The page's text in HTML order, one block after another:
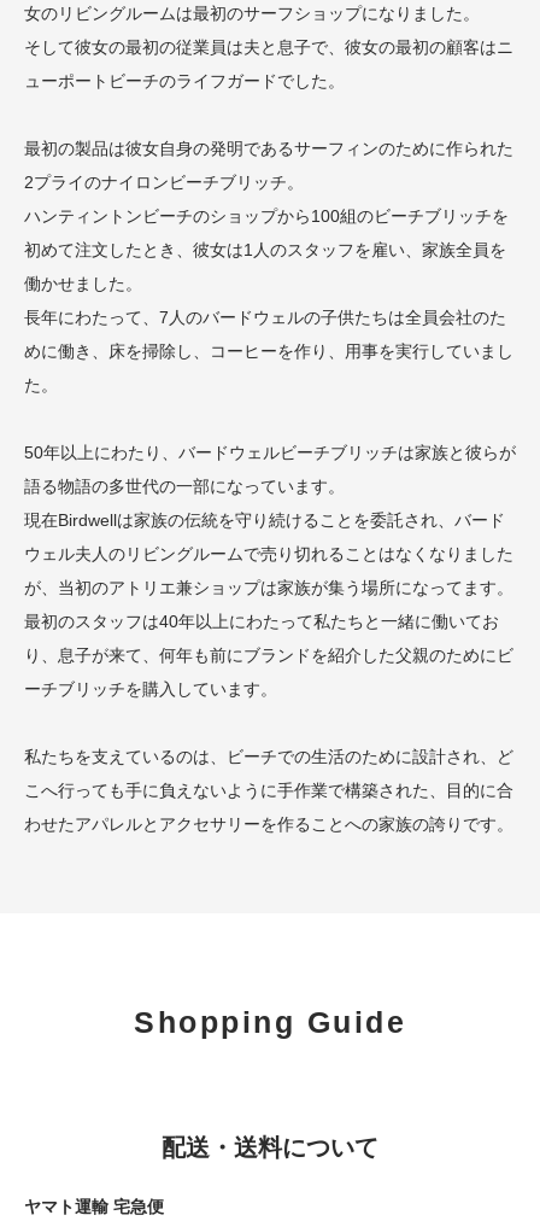
女のリビングルームは最初のサーフショップになりました。
そして彼女の最初の従業員は夫と息子で、彼女の最初の顧客はニ
ューポートビーチのライフガードでした。
最初の製品は彼女自身の発明であるサーフィンのために作られた
2プライのナイロンビーチブリッチ。
ハンティントンビーチのショップから100組のビーチブリッチを
初めて注文したとき、彼女は1人のスタッフを雇い、家族全員を
働かせました。
長年にわたって、7人のバードウェルの子供たちは全員会社のた
めに働き、床を掃除し、コーヒーを作り、用事を実行していまし
た。
50年以上にわたり、バードウェルビーチブリッチは家族と彼らが
語る物語の多世代の一部になっています。
現在Birdwellは家族の伝統を守り続けることを委託され、バード
ウェル夫人のリビングルームで売り切れることはなくなりました
が、当初のアトリエ兼ショップは家族が集う場所になってます。
最初のスタッフは40年以上にわたって私たちと一緒に働いてお
り、息子が来て、何年も前にブランドを紹介した父親のためにビ
ーチブリッチを購入しています。
私たちを支えているのは、ビーチでの生活のために設計され、ど
こへ行っても手に負えないように手作業で構築された、目的に合
わせたアパレルとアクセサリーを作ることへの家族の誇りです。
Shopping Guide
配送・送料について
ヤマト運輸 宅急便